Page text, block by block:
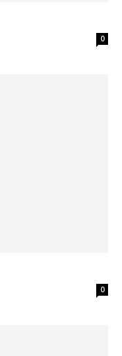
0
0